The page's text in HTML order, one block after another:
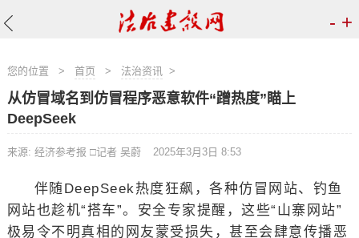
- +
您的位置 > 首页 > 法治资讯>
从仿冒域名到仿冒程序恶意软件“蹭热度”瞄上
DeepSeek
来源: 经济参考报 □记者 吴蔚 2025年3月3日 8:53
伴随DeepSeek热度狂飙，各种仿冒网站、钓鱼
网站也趁机“搭车”。安全专家提醒，这些“山寨网站”
极易令不明真相的网友蒙受损失，甚至会肆意传播恶